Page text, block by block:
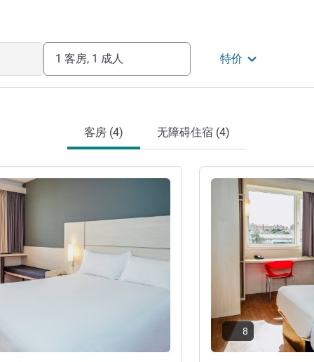
1 客房, 1 成人 特价
客房 (4) 无障碍住宿 (4)
请参阅详情
8